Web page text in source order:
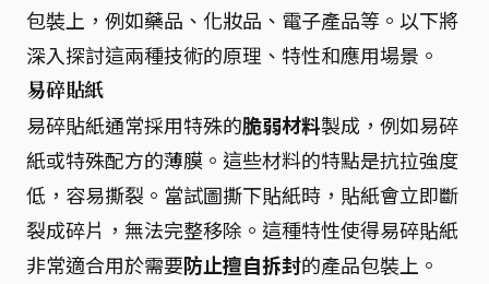
包裝上，例如藥品、化妝品、電子產品等。以下將
深入探討這兩種技術的原理、特性和應用場景。
易碎貼紙
易碎貼紙通常採用特殊的脆弱材料製成，例如易碎
紙或特殊配方的薄膜。這些材料的特點是抗拉強度
低，容易撕裂。當試圖撕下貼紙時，貼紙會立即斷
裂成碎片，無法完整移除。這種特性使得易碎貼紙
非常適合用於需要防止擅自拆封的產品包裝上。